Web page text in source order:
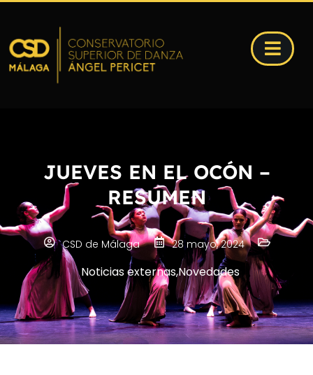
JUEVES EN EL OCÓN –
RESUMEN
CSD de Málaga 28 mayo, 2024
Noticias externas,Novedades